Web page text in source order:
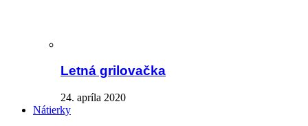
Letná grilovačka
24. apríla 2020
Nátierky